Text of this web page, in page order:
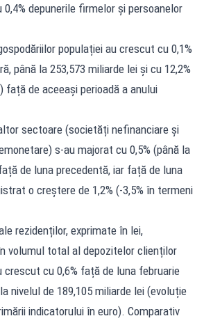
depunerile firmelor și persoanelor
populației au crescut cu 0,1%
până la 253,573 miliarde lei și cu 12,2%
față de aceeași perioadă a anului
sectoare (societăți nefinanciare și
s-au majorat cu 0,5% (până la
de luna precedentă, iar față de luna
o creștere de 1,2% (-3,5% în termeni
rezidenților, exprimate în lei,
volumul total al depozitelor clienților
crescut cu 0,6% față de luna februarie
nivelul de 189,105 miliarde lei (evoluție
indicatorului în euro). Comparativ